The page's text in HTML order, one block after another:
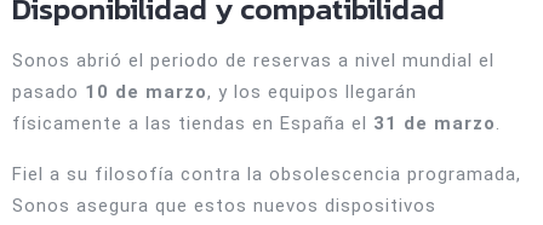
Sonos abrió el periodo de reservas a nivel mundial el
pasado 10 de marzo, y los equipos llegarán
físicamente a las tiendas en España el 31 de marzo.
Fiel a su filosofía contra la obsolescencia programada,
Sonos asegura que estos nuevos dispositivos